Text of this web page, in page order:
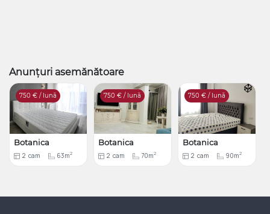
Anunțuri asemănătoare
750 € / lună
Botanica
2 cam 63m2
750 € / lună
Botanica
2 cam 70m2
750 € / lună
Botanica
2 cam 90m2